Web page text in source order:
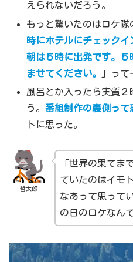
えられないだろう。
もっと驚いたのはロケ隊
時にホテルにチェックイ
朝は５時に出発です。
ませてください。
」って
風呂とか入ったら実質
う。番組制作の裏側って
トに思った。
哲太郎
「世界の果てま
ていたのはイモ
なあって思って
の日のロケなん